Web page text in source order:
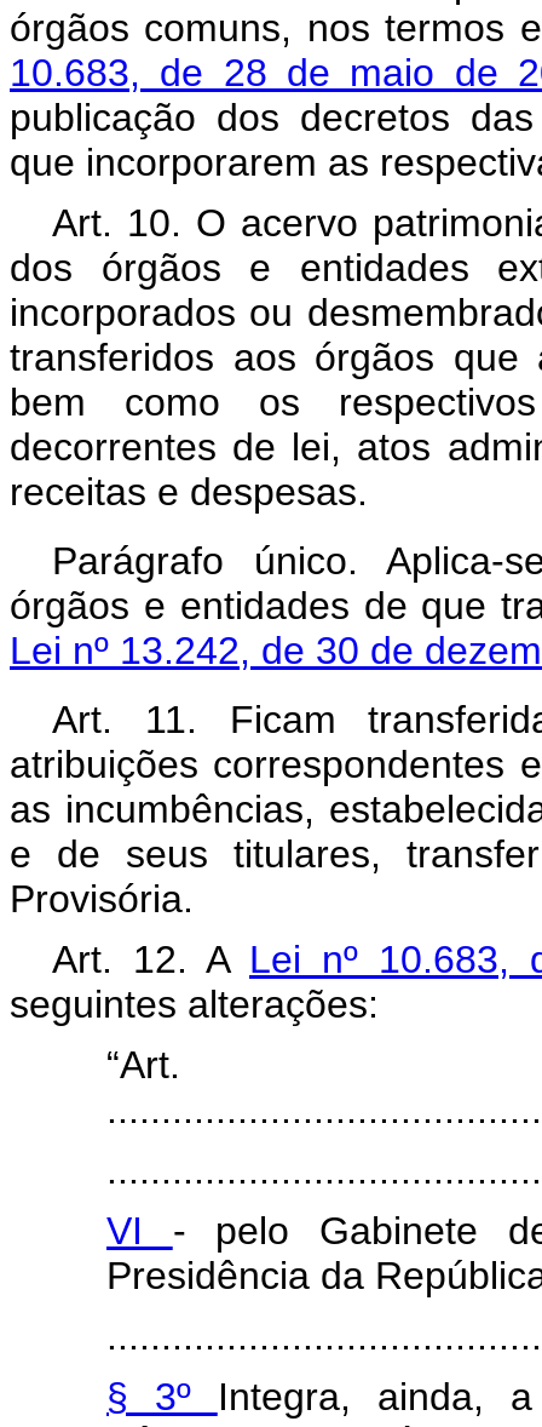
órgãos comuns, nos termos
10.683, de 28 de maio de
publicação dos decretos
que incorporarem as
Art. 10. O acervo
dos órgãos e entidades
incorporados ou
transferidos aos órgãos que
bem como os
decorrentes de lei, atos
receitas e despesas.
Parágrafo único. Aplica-
órgãos e entidades de que
Lei nº 13.242, de 30 de
Art. 11. Ficam
atribuições correspondentes
as incumbências,
e de seus titulares,
Provisória.
Art. 12. A Lei nº
seguintes alterações:
VI - pelo Gabinete
Presidência da
§ 3º Integra, ainda,